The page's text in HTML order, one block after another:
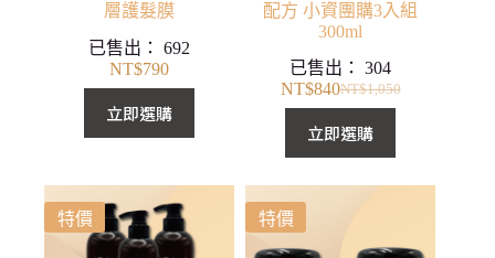
層護髮膜
已售出：692
NT$790
立即選購
配方 小資團購3入組
300ml
已售出：304
NT$1,050
始
價
格：
NT$840
前
價
格：
立即選購
特價 特價